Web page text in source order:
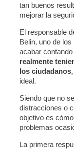
tan buenos
mejorar la
El responsable
Belin, uno de
acabar
realmente
los ciudadanos
ideal.
Siendo que no
distracciones o
objetivo es
problemas
La primera